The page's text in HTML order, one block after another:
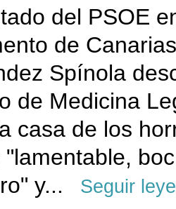
del PSOE
de
Spínola
de Medicina
casa de los
"lamentable,
y...
Seguir